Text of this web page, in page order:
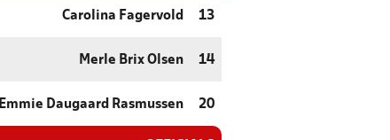
Carolina Fagervold 13
Merle Brix Olsen 14
Emmie Daugaard Rasmussen 20